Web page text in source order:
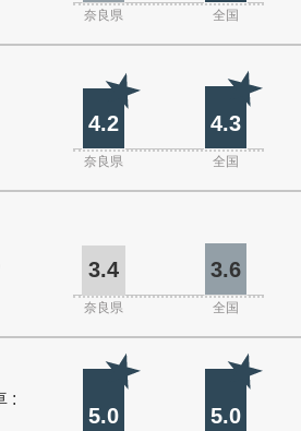
奈良県 全国
4.2 4.3
奈良県 全国
3.4 3.6
奈良県 全国
:
5.0 5.0